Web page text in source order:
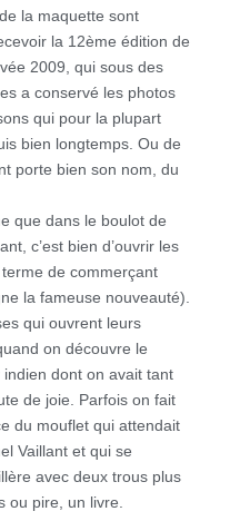
la maquette sont
la 12ème édition de
2009, qui sous des
a conservé les photos
qui pour la plupart
bien longtemps. Ou de
porte bien son nom, du
que dans le boulot de
c’est bien d’ouvrir les
de commerçant
la fameuse nouveauté).
qui ouvrent leurs
on découvre le
dont on avait tant
de joie. Parfois on fait
du mouflet qui attendait
Vaillant et qui se
avec deux trous plus
ou pire, un livre.